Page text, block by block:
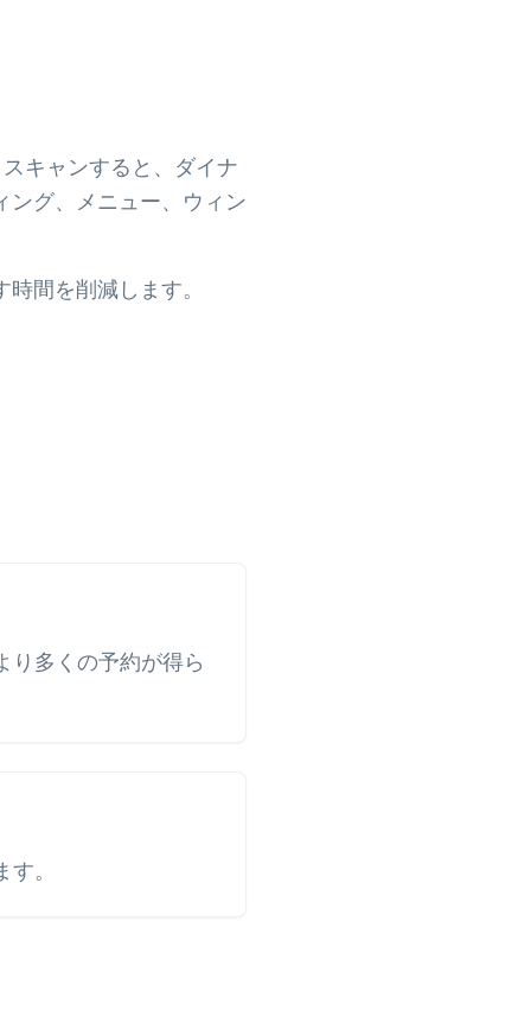
キャンすると、ダイナ
ング、メニュー、ウィン
間を削減します。
り多くの予約が得ら
。